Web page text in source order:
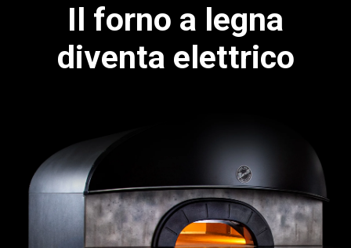
Il forno a legna
diventa elettrico